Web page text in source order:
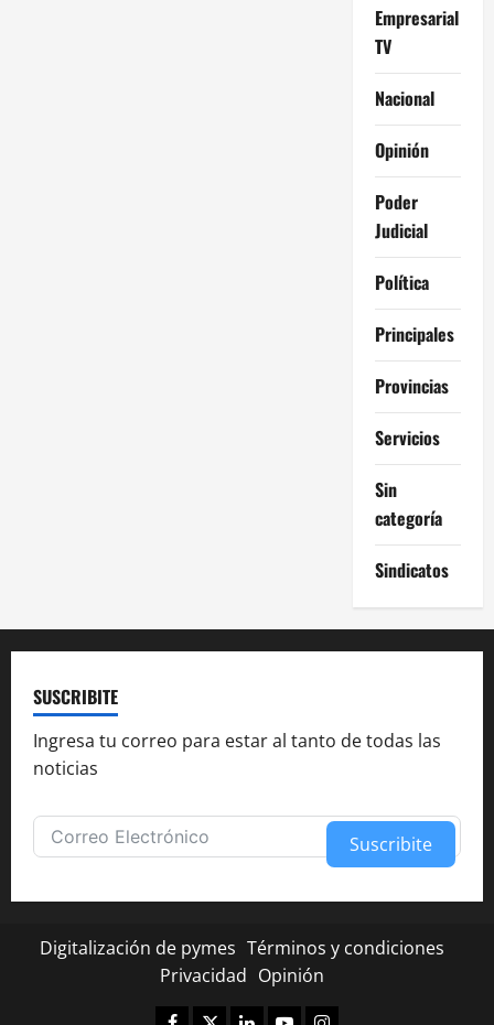
Empresarial
TV
Nacional
Opinión
Poder
Judicial
Política
Principales
Provincias
Servicios
Sin
categoría
Sindicatos
SUSCRIBITE
Ingresa tu correo para estar al tanto de todas las
noticias
Suscribite
Digitalización de pymes Términos y condiciones
Privacidad Opinión
Facebook
TwitterLinkedinYoutubeInstagram